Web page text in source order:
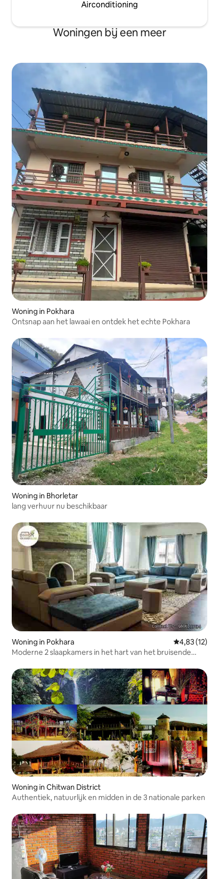
Airconditioning
Woningen bij een meer
Woning in Pokhara
Ontsnap aan het lawaai en ontdek het echte Pokhara
Woning in Bhorletar
lang verhuur nu beschikbaar
Woning in Pokhara Gemiddelde
4,83 (12)
Moderne 2 slaapkamers in het hart van het bruisende
Woning in Chitwan District
Authentiek, natuurlijk en midden in de 3 nationale parken